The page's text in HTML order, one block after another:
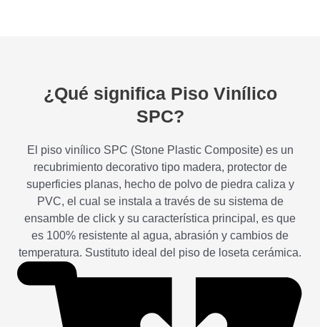
¿Qué significa Piso Vinílico
SPC?
El piso vinílico SPC (Stone Plastic Composite) es un
recubrimiento decorativo tipo madera, protector de
superficies planas, hecho de polvo de piedra caliza y
PVC, el cual se instala a través de su sistema de
ensamble de click y su característica principal, es que
es 100% resistente al agua, abrasión y cambios de
temperatura. Sustituto ideal del piso de loseta cerámica.